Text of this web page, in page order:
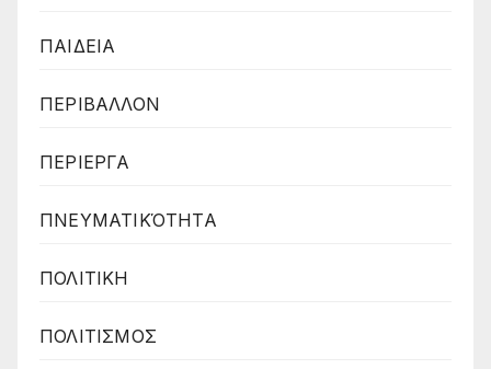
ΠΑΙΔΕΙΑ
ΠΕΡΙΒΑΛΛΟΝ
ΠΕΡΙΕΡΓΑ
ΠΝΕΥΜΑΤΙΚΌΤΗΤΑ
ΠΟΛΙΤΙΚΗ
ΠΟΛΙΤΙΣΜΟΣ